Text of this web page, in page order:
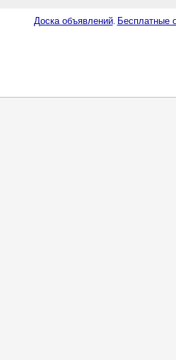
Доска объявлений. Бесплатные